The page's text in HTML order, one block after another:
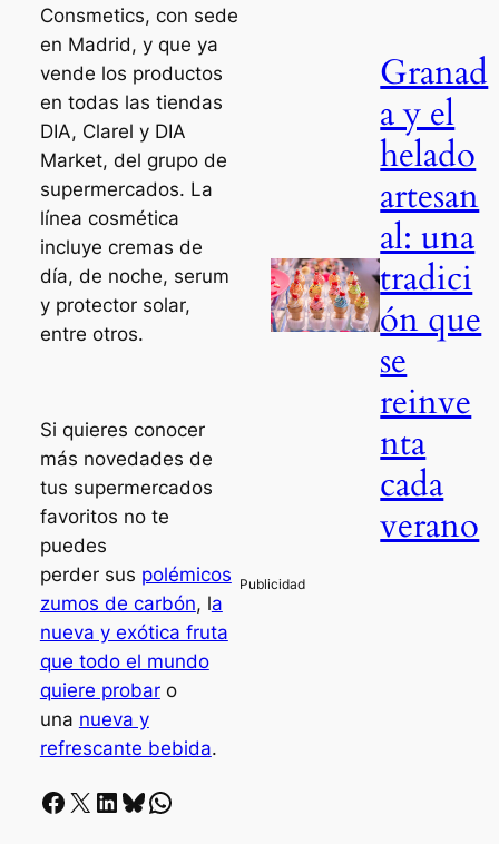
Consmetics, con sede
en Madrid, y que ya
vende los productos
en todas las tiendas
DIA, Clarel y DIA
Market, del grupo de
supermercados. La
línea cosmética
incluye cremas de
día, de noche, serum
y protector solar,
entre otros.
Si quieres conocer
más novedades de
tus supermercados
favoritos no te
puedes
perder sus polémicos
zumos de carbón, la
nueva y exótica fruta
que todo el mundo
quiere probaro
una nueva y
refrescante bebida.
Facebook X LinkedIn Bluesky Whatsapp
Granad
a y el
helado
artesan
al: una
tradici
ón que
se
reinve
nta
cada
verano